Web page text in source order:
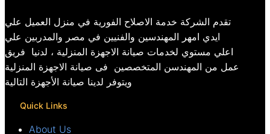
تقدم الشركة خدمة الاصلاح الفورية في منزل العميل علي
ايدي امهر المهندسين والفنيين في مصر والمدربين علي
اعلي مستوي لخدمات صيانة الاجهزة المنزلية ، لدنيا فريق
عمل من المهندسن المتخصصين فى صيانة الاجهزة المنزلية
ويتوفر لدينا صيانة الأجهزة التالية
Quick Links
About Us